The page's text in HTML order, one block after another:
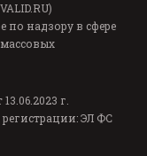
по надзору в сфере
г.
ЭЛ ФС